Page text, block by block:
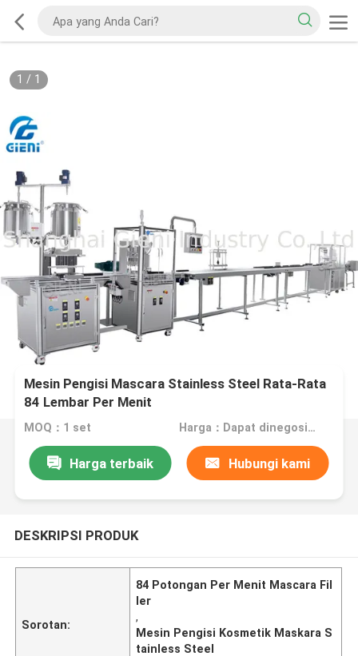
1 / 1
Mesin Pengisi Mascara Stainless Steel Rata-Rata
84 Lembar Per Menit
MOQ：1 set Harga：Dapat dinegosiasikan
Harga terbaik Hubungi kami
DESKRIPSI PRODUK
Sorotan:
84 Potongan Per Menit Mascara Fil
ler
,
Mesin Pengisi Kosmetik Maskara S
tainless Steel